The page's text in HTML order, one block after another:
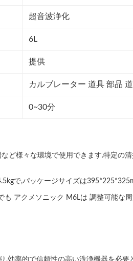
超音波浄化
6L
提供
カルブレーター 道具 部品
0~30分
ど様々な環境で使用できます.特定
で,パッケージサイズは
アクメソニック M6Lは 調整可能な
,効率的で信頼性の高い洗浄機器を必